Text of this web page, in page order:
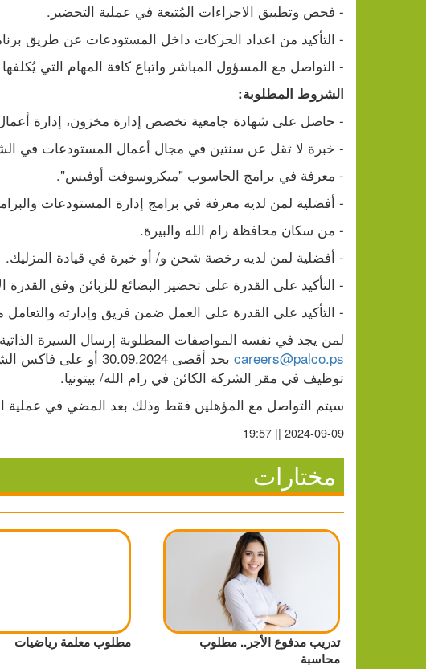
- فحص وتطبيق الاجراءات المُتبعة في عملية التحضير.
- التأكيد من اعداد الحركات داخل المستودعات عن طريق
- التواصل مع المسؤول المباشر واتباع كافة المهام التي
الشروط المطلوبة:
- حاصل على شهادة جامعية تخصص إدارة مخزون، إدارة
- خبرة لا تقل عن سنتين في مجال أعمال المستودعات في
- معرفة في برامج الحاسوب "ميكروسوفت أوفيس".
- أفضلية لمن لديه معرفة في برامج إدارة المستودعات
- من سكان محافظة رام الله والبيرة.
- أفضلية لمن لديه رخصة شحن و/ أو خبرة في قيادة المزليك.
- التأكيد على القدرة على تحضير البضائع للزبائن وفق القدرة
- التأكيد على القدرة على العمل ضمن فريق وإدارته والتعامل
لمن يجد في نفسه المواصفات المطلوبة إرسال السيرة الذاتية
careers@palco.ps
توظيف في مقر الشركة الكائن في رام الله/ بيتونيا.
سيتم التواصل مع المؤهلين فقط وذلك بعد المضي في عملية
2024-09-09 || 19:57
مختارات
تدريب مدفوع الأجر.. مطلوب
محاسبة
مطلوب معلمة رياضيات